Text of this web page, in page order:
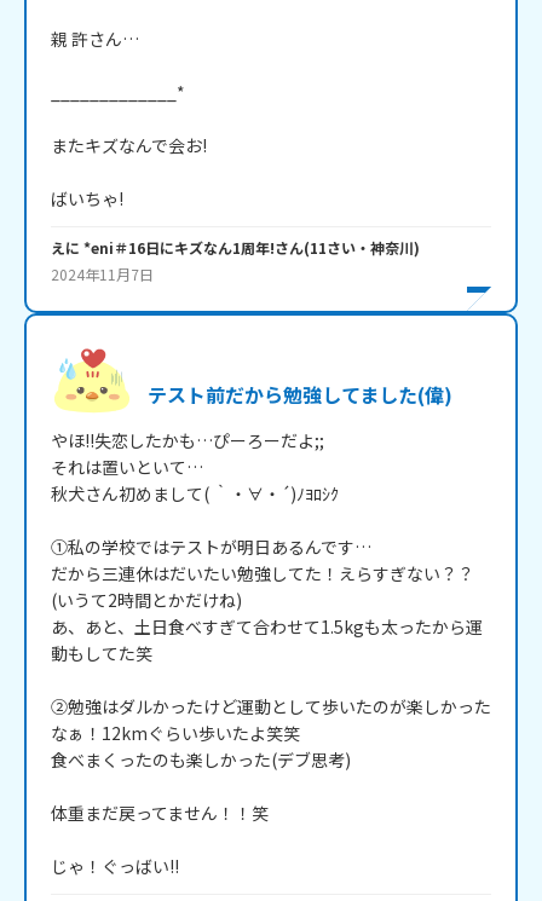
親 許さん…
_____________*
またキズなんで会お!
えに *eni＃16日にキズなん1周年!さん(11さい・ 神奈川)
2024年11月7日
テスト前だから勉強してました(偉)
やほ!!失恋したかも…ぴーろーだよ;;
それは置いといて…
秋犬さん初めまして( ｀・∀・´)ﾉﾖﾛｼｸ
①私の学校ではテストが明日あるんです…
だから三連休はだいたい勉強してた！えらすぎない？？
(いうて2時間とかだけね)
あ、あと、土日食べすぎて合わせて1.5kgも太ったから運
動もしてた笑
②勉強はダルかったけど運動として歩いたのが楽しかった
なぁ！12kmぐらい歩いたよ笑笑
食べまくったのも楽しかった(デブ思考)
体重まだ戻ってません！！笑
じゃ！ぐっばい!!